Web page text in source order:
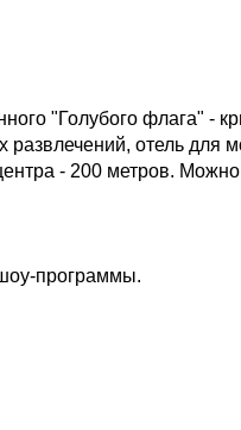
"Голубого флага" -
развлечений, отель для
- 200 метров. Можно
программы.